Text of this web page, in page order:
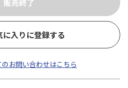
に入りに登録する
お問い合わせはこちら